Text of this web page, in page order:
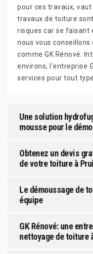
pour ces travaux,
travaux de toiture
risques car se faisant
nous vous
comme GK Rénové.
environs, l'entreprise
services pour tout
Une solution
mousse pour le
Obtenez un devis
de votre toiture à
Le démoussage de
équipe
GK Rénové: une
nettoyage de toiture